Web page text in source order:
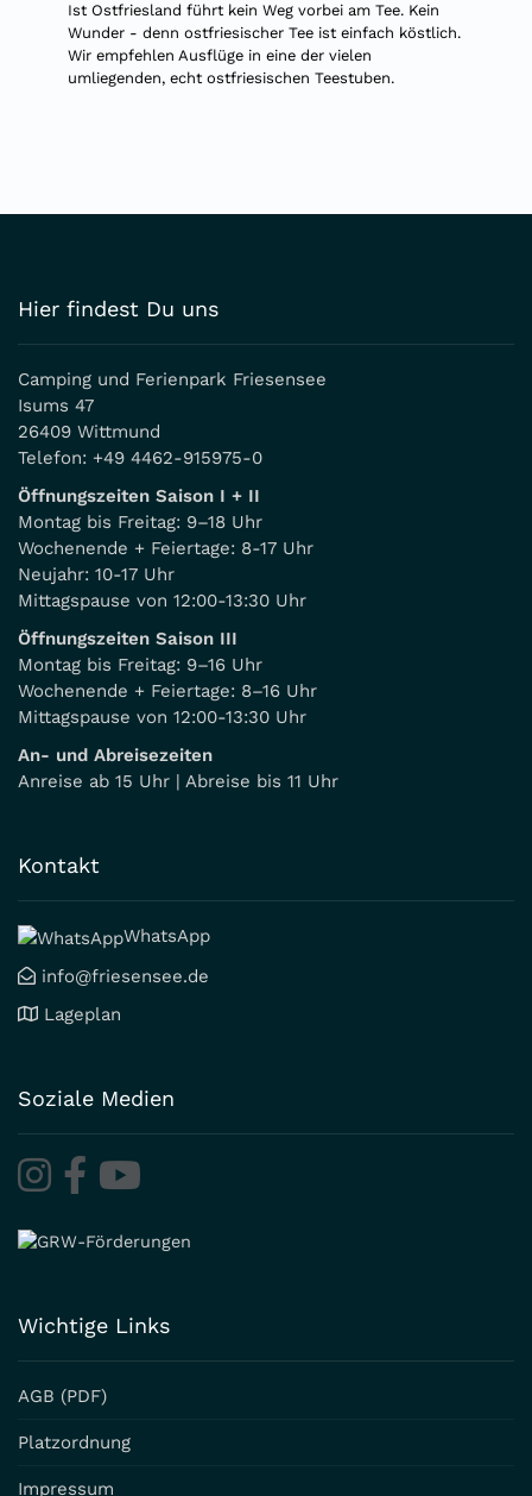
Ist Ostfriesland führt kein Weg vorbei am Tee. Kein
Wunder - denn ostfriesischer Tee ist einfach köstlich.
Wir empfehlen Ausflüge in eine der vielen
umliegenden, echt ostfriesischen Teestuben.
Hier findest Du uns
Camping und Ferienpark Friesensee
Isums 47
26409 Wittmund
Telefon: +49 4462-915975-0
Öffnungszeiten Saison I + II
Montag bis Freitag: 9–18 Uhr
Wochenende + Feiertage: 8-17 Uhr
Neujahr: 10-17 Uhr
Mittagspause von 12:00-13:30 Uhr
Öffnungszeiten Saison III
Montag bis Freitag: 9–16 Uhr
Wochenende + Feiertage: 8–16 Uhr
Mittagspause von 12:00-13:30 Uhr
An- und Abreisezeiten
Anreise ab 15 Uhr | Abreise bis 11 Uhr
Kontakt
WhatsApp
info@friesensee.de
Lageplan
Soziale Medien
Wichtige Links
AGB (PDF)
Platzordnung
Impressum